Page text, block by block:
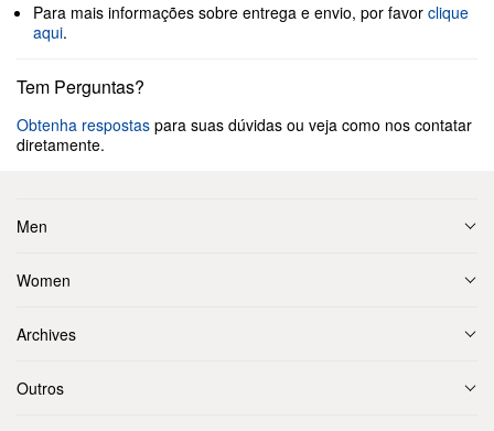
Para mais informações sobre entrega e envio, por favor clique
aqui.
Tem Perguntas?
Obtenha respostas para suas dúvidas ou veja como nos contatar
diretamente.
Men
Women
Archives
Outros